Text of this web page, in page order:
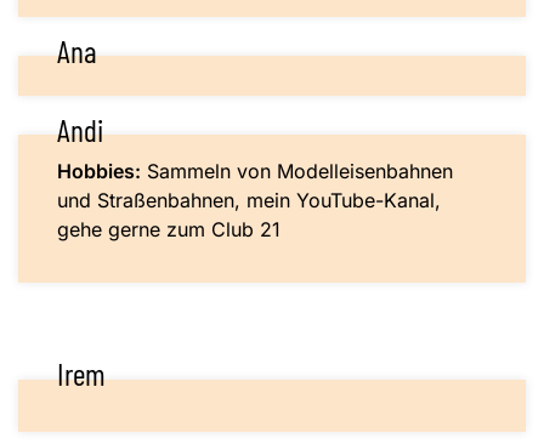
Ana
Andi
Hobbies: Sammeln von Modelleisenbahnen
und Straßenbahnen, mein YouTube-Kanal,
gehe gerne zum Club 21
Irem